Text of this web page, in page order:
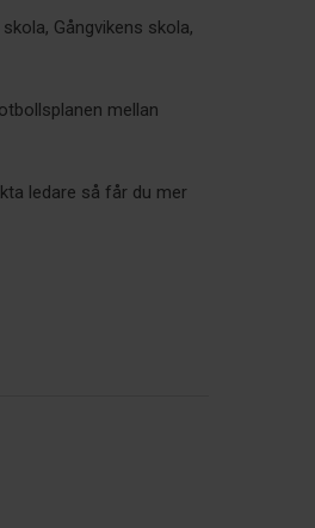
Gångvikens skola,
mellan
ledare så får du mer